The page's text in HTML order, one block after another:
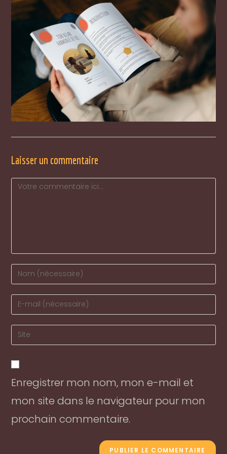
Laisser un commentaire
Comment
Enter
your
name
to
comment
Enter
your
email
address
comment
Enter
your
URL
(optional)
Enregistrer mon nom, mon e-mail et
mon site dans le navigateur pour mon
prochain commentaire.